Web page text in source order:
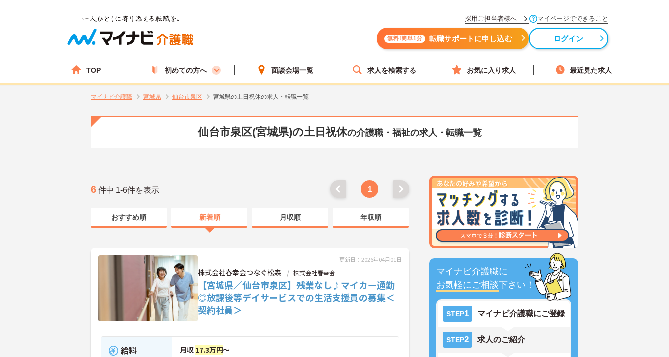
採用ご担当者様へ マイページでできること
無料!簡単1分 転職サポートに申し込む ログイン
TOP 初めての方へ 面談会場一覧 求人を検索する お気に入り求人 最近見た求人
マイナビ介護職 宮城県 仙台市泉区 宮城県の土日祝休の求人・転職一覧
仙台市泉区(宮城県)の土日祝休の介護職・福祉の求人・転職一覧
マイナビ介護職に
お気軽にご相談下さい！
STEP1 マイナビ介護職にご登録
STEP2 求人のご紹介
6 件中 1-6件を表示 1
おすすめ順 新着順 月収順 年収順
更新日：2026年04月01日
株式会社春幸会つなぐ松森 株式会社春幸会
【宮城県／仙台市泉区】残業なし♪マイカー通勤
◎放課後等デイサービスでの生活支援員の募集＜
契約社員＞
給料 月収 17.3万円～